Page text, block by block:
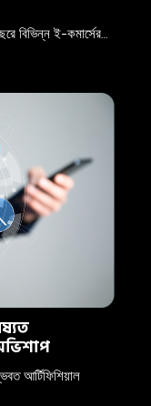
বিভিন্ন ই-কমার্সের…
আর্টিফিশিয়াল